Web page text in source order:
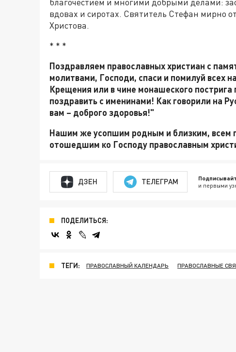
вдовах и сиротах. Святитель Стефан мирно
Христова.
* * *
Поздравляем православных христиан с
молитвами, Господи, спаси и помилуй всех
Крещения или в чине монашеского
поздравить с именинами! Как говорили на
вам – доброго здоровья!"
Нашим же усопшим родным и близким, всем
отошедшим ко Господу православным
ДЗЕН ТЕЛЕГРАМ и первыми
ПОДЕЛИТЬСЯ:
ТЕГИ: ПРАВОСЛАВНЫЙ КАЛЕНДАРЬ ПРАВОСЛАВНЫЕ